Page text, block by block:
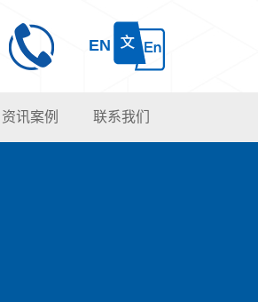
EN
资讯案例 联系我们